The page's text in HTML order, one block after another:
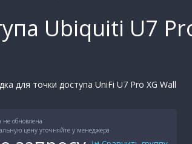
Ubiquiti U7
для точки доступа UniFi U7 Pro XG Wall
не обновлена
цену уточняйте у менеджера